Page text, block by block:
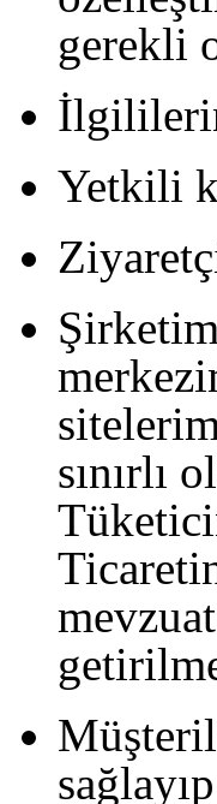
gerekli
Yetkili
sınırlı